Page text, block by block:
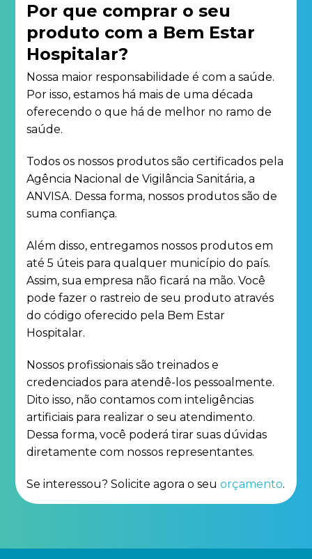
Por que comprar o seu
produto com a Bem Estar
Hospitalar?
Nossa maior responsabilidade é com a saúde.
Por isso, estamos há mais de uma década
oferecendo o que há de melhor no ramo de
saúde.
Todos os nossos produtos são certificados pela
Agência Nacional de Vigilância Sanitária, a
ANVISA. Dessa forma, nossos produtos são de
suma confiança.
Além disso, entregamos nossos produtos em
até 5 úteis para qualquer município do país.
Assim, sua empresa não ficará na mão. Você
pode fazer o rastreio de seu produto através
do código oferecido pela Bem Estar
Hospitalar.
Nossos profissionais são treinados e
credenciados para atendê-los pessoalmente.
Dito isso, não contamos com inteligências
artificiais para realizar o seu atendimento.
Dessa forma, você poderá tirar suas dúvidas
diretamente com nossos representantes.
Se interessou? Solicite agora o seuorçamento.